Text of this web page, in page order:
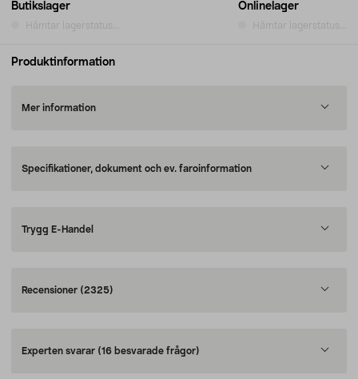
Butikslager
Hämtar lagerstatus...
Onlinelager
Hämtar lagerstatus...
Produktinformation
Mer information
Specifikationer, dokument och ev. faroinformation
Trygg E-Handel
Recensioner (2325)
Experten svarar (16 besvarade frågor)